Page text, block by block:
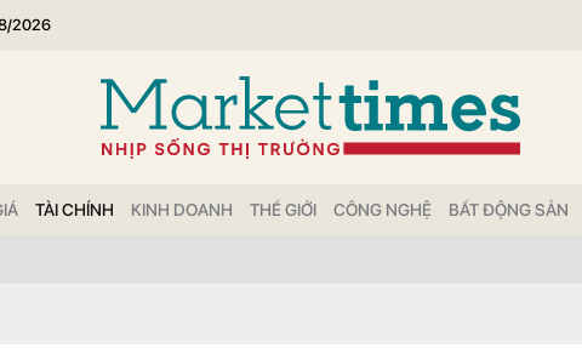
2026
TÀI CHÍNH KINH DOANH THẾ GIỚI CÔNG NGHỆ BẤT ĐỘNG SẢN
bình luận